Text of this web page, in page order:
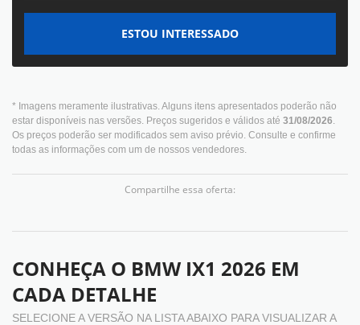
* Imagens meramente ilustrativas. Alguns itens apresentados poderão não
estar disponíveis nas versões. Preços sugeridos e válidos até 31/08/2026.
Os preços poderão ser modificados sem aviso prévio. Consulte e confirme
todas as informações com um de nossos vendedores.
Compartilhe essa oferta:
ESTOU INTERESSADO
CONHEÇA O BMW IX1 2026 EM
CADA DETALHE
SELECIONE A VERSÃO NA LISTA ABAIXO PARA VISUALIZAR A